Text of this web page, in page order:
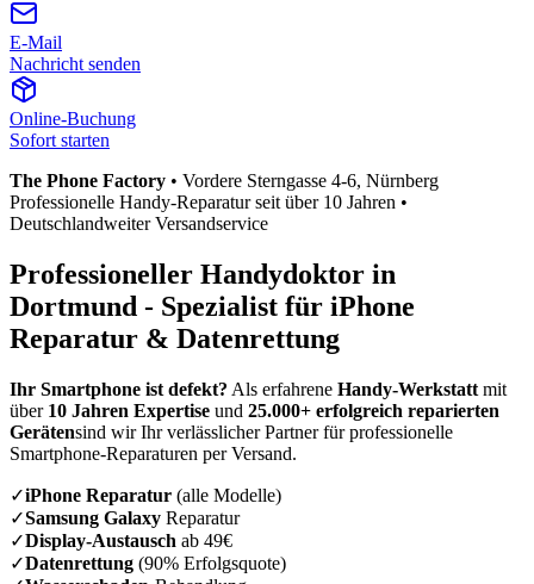
E-Mail
Nachricht senden
Online-Buchung
Sofort starten
The Phone Factory • Vordere Sterngasse 4-6, Nürnberg
Professionelle Handy-Reparatur seit über 10 Jahren •
Deutschlandweiter Versandservice
Professioneller Handydoktor in
Dortmund - Spezialist für iPhone
Reparatur & Datenrettung
Ihr Smartphone ist defekt? Als erfahrene Handy-Werkstatt mit
über10 Jahren Expertise und 25.000+ erfolgreich reparierten
Gerätensind wir Ihr verlässlicher Partner für professionelle
Smartphone-Reparaturen per Versand.
✓iPhone Reparatur (alle Modelle)
✓Samsung Galaxy Reparatur
✓Display-Austausch ab 49€
✓Datenrettung (90% Erfolgsquote)